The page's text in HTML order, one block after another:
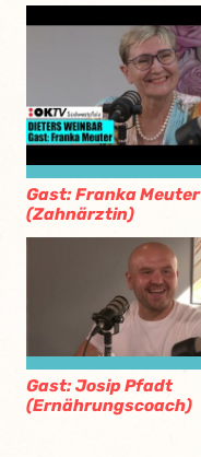
Gast: Franka Meuter
(Zahnärztin)
Gast: Josip Pfadt
(Ernährungscoach)